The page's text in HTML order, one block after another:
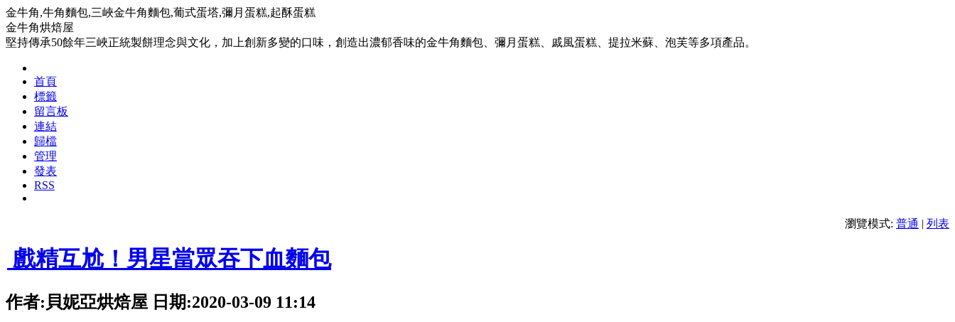
金牛角,牛角麵包,三峽金牛角麵包,葡式蛋塔,彌月蛋糕,起酥蛋糕
金牛角烘焙屋
堅持傳承50餘年三峽正統製餅理念與文化，加上創新多變的口味，創造出濃郁香味的金牛角麵包、彌月蛋糕、戚風蛋糕、提拉米蘇、泡芙等多項產品。
首頁
標籤
留言板
連結
歸檔
管理
發表
RSS
瀏覽模式: 普通 | 列表
戲精互尬！男星當眾吞下血麵包
作者:貝妮亞烘焙屋 日期:2020-03-09 11:14